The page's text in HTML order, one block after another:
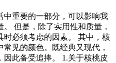
中重要的一部分，可以影响我
但是，除了实用性和质量，
时必须考虑的因素。 其中，核
见的颜色。既经典又现代，
此备受追捧。 1.关于核桃皮